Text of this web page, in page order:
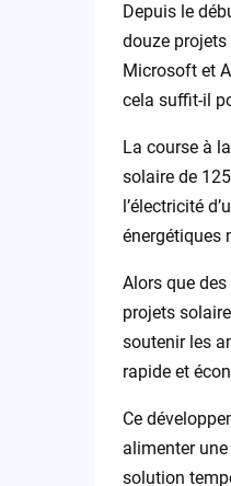
Depuis le
douze
Microsoft et
cela suffit-il
La course à
solaire de
l’électricité
énergétiques
Alors que
projets
soutenir les
rapide et
Ce
alimenter
solution